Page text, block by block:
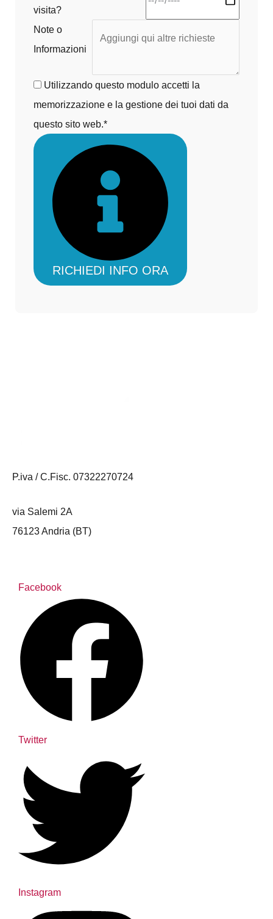
visita?
Note o
Informazioni
Utilizzando questo modulo accetti la
memorizzazione e la gestione dei tuoi dati da
questo sito web.*
RICHIEDI INFO ORA
P.iva / C.Fisc. 07322270724
via Salemi 2A
76123 Andria (BT)
Facebook
Twitter
Instagram